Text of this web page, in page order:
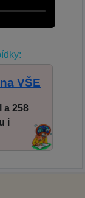
VŠE
a 258
i